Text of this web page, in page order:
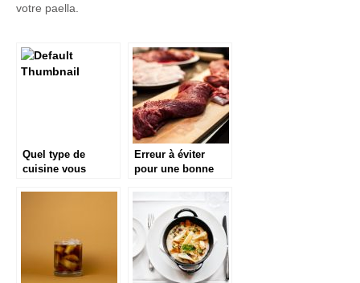
votre paella.
Quel type de
cuisine vous
Erreur à éviter
pour une bonne
une planche à
découper pour tout